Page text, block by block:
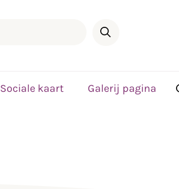
Sociale kaart Galerij pagina